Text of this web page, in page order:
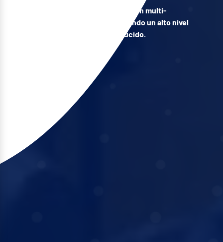
Se basa en la tecnología de separación multi-
ciclónica propia de la gama, ofreciendo un alto nivel
de rendimiento en un tamaño reducido.